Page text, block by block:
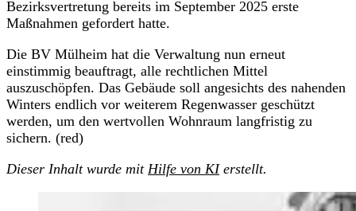
Bezirksvertretung bereits im September 2025 erste
Maßnahmen gefordert hatte.
Die BV Mülheim hat die Verwaltung nun erneut
einstimmig beauftragt, alle rechtlichen Mittel
auszuschöpfen. Das Gebäude soll angesichts des nahenden
Winters endlich vor weiterem Regenwasser geschützt
werden, um den wertvollen Wohnraum langfristig zu
sichern. (red)
Dieser Inhalt wurde mit Hilfe von KIerstellt.